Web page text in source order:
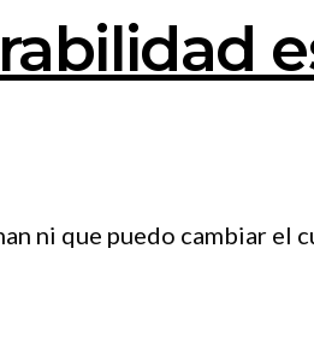
ni que puedo cambiar